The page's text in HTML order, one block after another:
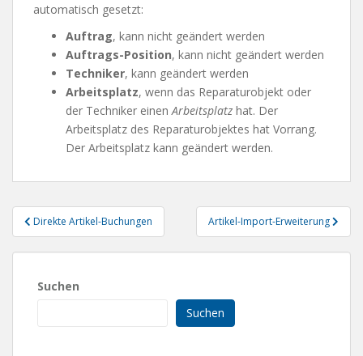
automatisch gesetzt:
Auftrag, kann nicht geändert werden
Auftrags-Position, kann nicht geändert werden
Techniker, kann geändert werden
Arbeitsplatz, wenn das Reparaturobjekt oder
der Techniker einenArbeitsplatz hat. Der
Arbeitsplatz des Reparaturobjektes hat Vorrang.
Der Arbeitsplatz kann geändert werden.
Beitragsnavigation
Direkte Artikel-Buchungen Artikel-Import-Erweiterung
Suchen
Suchen